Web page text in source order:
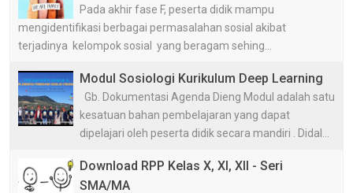
Pada akhir fase F, peserta didik mampu
mengidentifikasi berbagai permasalahan sosial akibat
terjadinya kelompok sosial yang beragam sehing...
Modul Sosiologi Kurikulum Deep Learning
Gb. Dokumentasi Agenda Dieng Modul adalah satu
kesatuan bahan pembelajaran yang dapat
dipelajari oleh peserta didik secara mandiri . Didal...
Download RPP Kelas X, XI, XII - Seri
SMA/MA